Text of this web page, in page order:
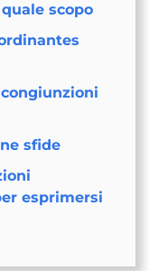
scopo
sfide
esprimersi